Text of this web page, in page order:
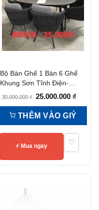
Bộ Bàn Ghế 1 Bàn 6 Ghế
Khung Sơn Tĩnh Điện-
30.000.000₫ Giá
gốc
là:
25.000.000 ₫
hiện
THÊM VÀO GIỶ
⚡ Mua ngay ♡